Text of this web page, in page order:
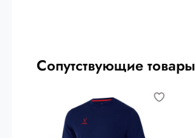
Сопутствующие товары